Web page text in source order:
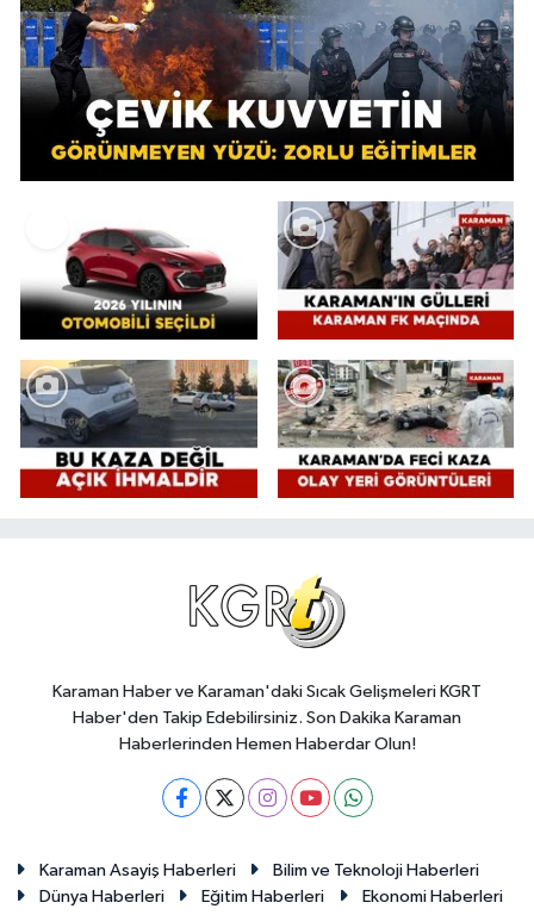
Karaman Haber ve Karaman'daki Sıcak Gelişmeleri KGRT
Haber'den Takip Edebilirsiniz. Son Dakika Karaman
Haberlerinden Hemen Haberdar Olun!
Karaman Asayiş Haberleri
Bilim ve Teknoloji Haberleri
Dünya Haberleri
Eğitim Haberleri
Ekonomi Haberleri